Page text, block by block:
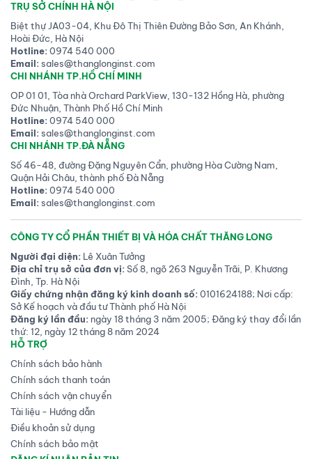
TRỤ SỞ CHÍNH HÀ NỘI
Biệt thự JA03-04, Khu Đô Thị Thiên Đường Bảo Sơn, An Khánh,
Hoài Đức, Hà Nội
Hotline:0974 540 000
Email:sales@thanglonginst.com
CHI NHÁNH TP.HỒ CHÍ MINH
OP 01 01, Tòa nhà Orchard ParkView, 130-132 Hồng Hà, phường
Đức Nhuận, Thành Phố Hồ Chí Minh
Hotline:0974 540 000
Email:sales@thanglonginst.com
CHI NHÁNH TP.ĐÀ NẴNG
Số 46-48, đường Đặng Nguyên Cẩn, phường Hòa Cường Nam,
Quận Hải Châu, thành phố Đà Nẵng
Hotline:0974 540 000
Email:sales@thanglonginst.com
CÔNG TY CỔ PHẦN THIẾT BỊ VÀ HÓA CHẤT THĂNG LONG
Người đại diện: Lê Xuân Tưởng
Địa chỉ trụ sở của đơn vị:Số 8, ngõ 263 Nguyễn Trãi, P. Khương
Đình, Tp. Hà Nội
Giấy chứng nhận đăng ký kinh doanh số:0101624188; Nơi cấp:
Sở Kế hoạch và đầu tư Thành phố Hà Nội
Đăng ký lần đầu: ngày 18 tháng 3 năm 2005; Đăng ký thay đổi lần
thứ: 12, ngày 12 tháng 8 năm 2024
HỖ TRỢ
Chính sách bảo hành
Chính sách thanh toán
Chính sách vận chuyển
Tài liệu - Hướng dẫn
Điều khoản sử dụng
Chính sách bảo mật